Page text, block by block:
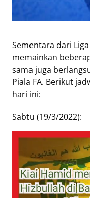
Sementara dari
memainkan
sama juga
Piala FA. Berikut
hari ini:
Sabtu (19/3/2022):
Republika
Tentang
Do's
Dont's
Rules
Cara
Menjadi
Retizen